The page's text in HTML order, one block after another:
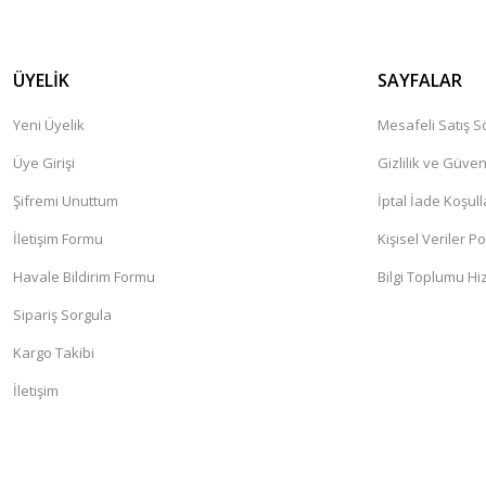
ÜYELİK
Yeni Üyelik
Üye Girişi
Şifremi Unuttum
İletişim Formu
Havale Bildirim Formu
Sipariş Sorgula
Kargo Takibi
İletişim
SAYFALAR
Mesafeli Satış
Gizlilik ve
İptal İade
Kişisel Veriler
Bilgi Toplumu